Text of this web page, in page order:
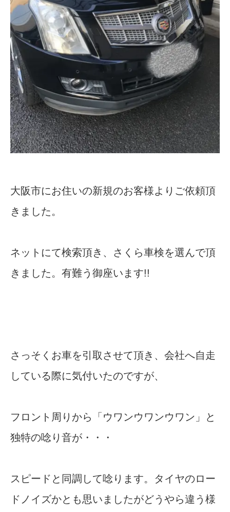
大阪市にお住いの新規のお客様よりご依頼頂
きました。
ネットにて検索頂き、さくら車検を選んで頂
きました。有難う御座います!!
さっそくお車を引取させて頂き、会社へ自走
している際に気付いたのですが、
フロント周りから「ウワンウワンウワン」と
独特の唸り音が・・・
スピードと同調して唸ります。タイヤのロー
ドノイズかとも思いましたがどうやら違う様